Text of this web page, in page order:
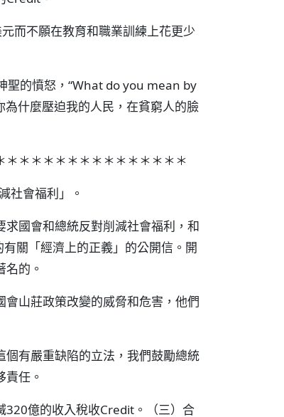
而不願在教育和職業訓練上花更少
聖的憤怒，“What do you mean by
什麼壓迫我的人民，在貧窮人的臉
＊＊＊＊＊＊＊＊＊＊＊＊＊＊
社會福利」。
國會和總統反對削減社會福利，和
關「經濟上的正義」的公開信。開
的。
山莊政策改變的威脅和危害，他們
有嚴重缺陷的立法，我們鼓勵總統
任。
320億的收入稅收Credit。（三）合